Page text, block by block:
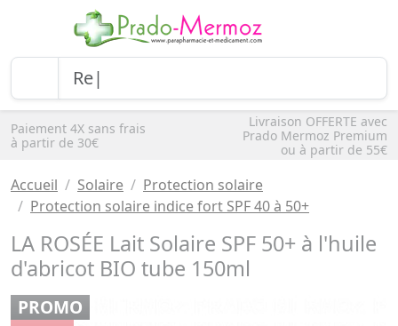
Paiement 4X sans frais
à partir de 30€
Livraison OFFERTE avec
Prado Mermoz Premium
ou à partir de 55€
Accueil Solaire
Protection solaire
Protection solaire indice fort SPF 40 à 50+
LA ROSÉE Lait Solaire SPF 50+ à l'huile
d'abricot BIO tube 150ml
PROMO